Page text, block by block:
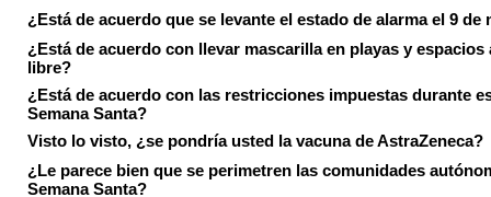
¿Está de acuerdo que se levante el estado de alarma el 9 de
¿Está de acuerdo con llevar mascarilla en playas y espacios
libre?
¿Está de acuerdo con las restricciones impuestas durante
Semana Santa?
Visto lo visto, ¿se pondría usted la vacuna de AstraZeneca?
¿Le parece bien que se perimetren las comunidades
Semana Santa?